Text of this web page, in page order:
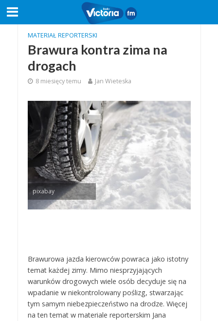
MATERIAŁ REPORTERSKI
Brawura kontra zima na
drogach
8 miesięcy temu Jan Wieteska
pixabay
Brawurowa jazda kierowców powraca jako istotny
temat każdej zimy. Mimo niesprzyjających
warunków drogowych wiele osób decyduje się na
wpadanie w niekontrolowany poślizg, stwarzając
tym samym niebezpieczeństwo na drodze. Więcej
na ten temat w materiale reporterskim Jana